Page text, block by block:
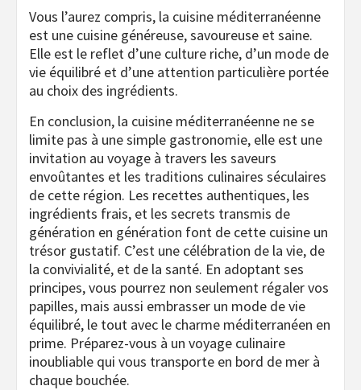
Vous l’aurez compris, la cuisine méditerranéenne
est une cuisine généreuse, savoureuse et saine.
Elle est le reflet d’une culture riche, d’un mode de
vie équilibré et d’une attention particulière portée
au choix des ingrédients.
En conclusion, la cuisine méditerranéenne ne se
limite pas à une simple gastronomie, elle est une
invitation au voyage à travers les saveurs
envoûtantes et les traditions culinaires séculaires
de cette région. Les recettes authentiques, les
ingrédients frais, et les secrets transmis de
génération en génération font de cette cuisine un
trésor gustatif. C’est une célébration de la vie, de
la convivialité, et de la santé. En adoptant ses
principes, vous pourrez non seulement régaler vos
papilles, mais aussi embrasser un mode de vie
équilibré, le tout avec le charme méditerranéen en
prime. Préparez-vous à un voyage culinaire
inoubliable qui vous transporte en bord de mer à
chaque bouchée.